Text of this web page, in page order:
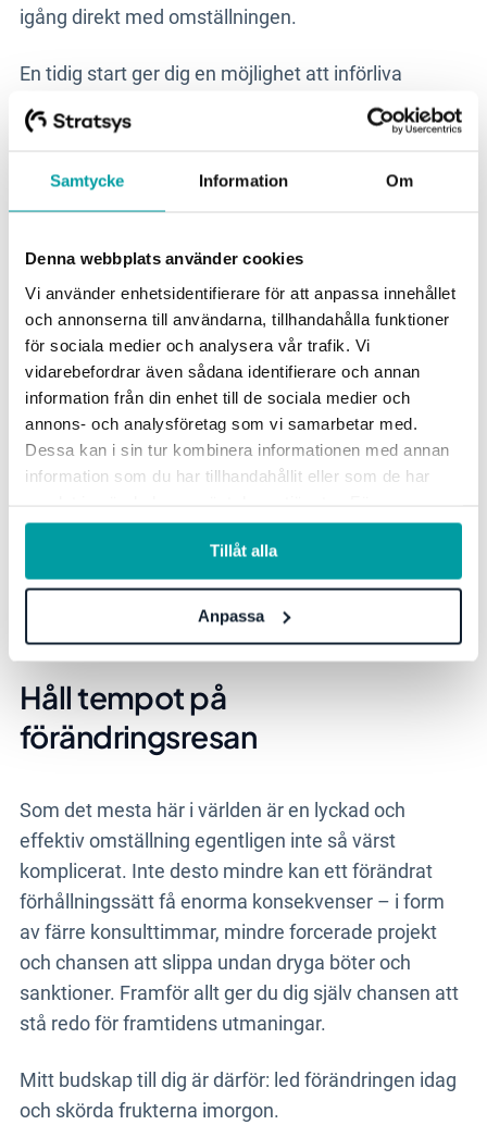
Samtycke Information Om
Denna webbplats använder cookies
Vi använder enhetsidentifierare för att anpassa innehållet
och annonserna till användarna, tillhandahålla funktioner
för sociala medier och analysera vår trafik. Vi
vidarebefordrar även sådana identifierare och annan
information från din enhet till de sociala medier och
annons- och analysföretag som vi samarbetar med.
Dessa kan i sin tur kombinera informationen med annan
information som du har tillhandahållit eller som de har
information, se vårintegritetspolicy.
Tillåt alla
Anpassa
igång direkt med omställningen.
En tidig start ger dig en möjlighet att införliva
systemstödet ordentligt – i synergi med utveckling
av nya processer. Med andra ord: säkra en
tillsammans på ett effektivt sätt, istället för att
Fördelar med att agera i tid
forcerade projekt och onödiga konsulttimmar.
Möjlighet att säkerställa efterlevnad av
Ett hållbart och effektivt arbetssätt som inte
bara uppfyller dagens krav utan gör dig redo
att ta dig an framtidens utmaningar.
Håll tempot på
förändringsresan
Som det mesta här i världen är en lyckad och
effektiv omställning egentligen inte så värst
komplicerat. Inte desto mindre kan ett förändrat
förhållningssätt få enorma konsekvenser – i form
av färre konsulttimmar, mindre forcerade projekt
och chansen att slippa undan dryga böter och
sanktioner. Framför allt ger du dig själv chansen att
stå redo för framtidens utmaningar.
Mitt budskap till dig är därför: led förändringen idag
och skörda frukterna imorgon.